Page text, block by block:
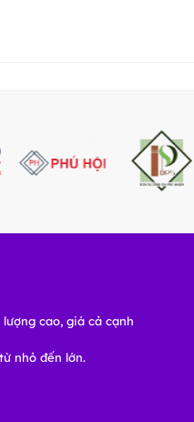
cao, giá cả cạnh
nhỏ đến lớn.